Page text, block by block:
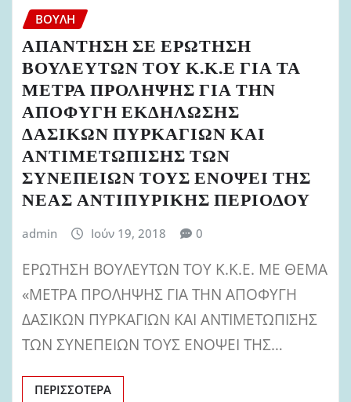
ΒΟΥΛΉ
ΑΠΑΝΤΗΣΗ ΣΕ ΕΡΩΤΗΣΗ
ΒΟΥΛΕΥΤΩΝ ΤΟΥ Κ.Κ.Ε ΓΙΑ ΤΑ
ΜΕΤΡΑ ΠΡΟΛΗΨΗΣ ΓΙΑ ΤΗΝ
ΑΠΟΦΥΓΗ ΕΚΔΗΛΩΣΗΣ
ΔΑΣΙΚΩΝ ΠΥΡΚΑΓΙΩΝ ΚΑΙ
ΑΝΤΙΜΕΤΩΠΙΣΗΣ ΤΩΝ
ΣΥΝΕΠΕΙΩΝ ΤΟΥΣ ΕΝΟΨΕΙ ΤΗΣ
ΝΕΑΣ ΑΝΤΙΠΥΡΙΚΗΣ ΠΕΡΙΟΔΟΥ
admin Ιούν 19, 2018 0
ΕΡΩΤΗΣΗ ΒΟΥΛΕΥΤΩΝ ΤΟΥ Κ.Κ.Ε. ΜΕ ΘΕΜΑ
«ΜΕΤΡΑ ΠΡΟΛΗΨΗΣ ΓΙΑ ΤΗΝ ΑΠΟΦΥΓΗ
ΔΑΣΙΚΩΝ ΠΥΡΚΑΓΙΩΝ ΚΑΙ ΑΝΤΙΜΕΤΩΠΙΣΗΣ
ΤΩΝ ΣΥΝΕΠΕΙΩΝ ΤΟΥΣ ΕΝΟΨΕΙ ΤΗΣ…
ΠΕΡΙΣΣΌΤΕΡΑ